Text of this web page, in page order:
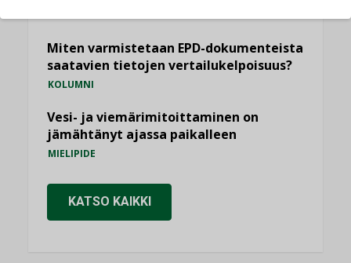
Miten varmistetaan EPD-dokumenteista
saatavien tietojen vertailukelpoisuus?
KOLUMNI
Vesi- ja viemärimitoittaminen on
jämähtänyt ajassa paikalleen
MIELIPIDE
KATSO KAIKKI